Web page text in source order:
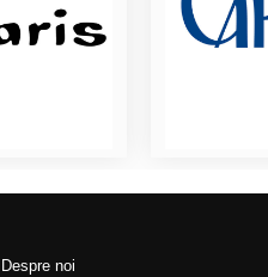
Despre noi